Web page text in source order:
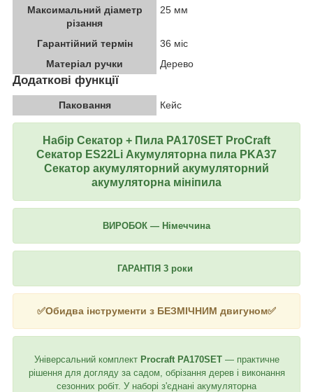
Максимальний діаметр
різання
25 мм
Гарантійний термін
36 міс
Матеріал ручки
Дерево
Додаткові функції
Паковання Кейс
Набір Секатор + Пила PA170SET ProCraft
Секатор ES22Li Акумуляторна пила PKA37
Секатор акумуляторний акумуляторний
акумуляторна мініпила
ВИРОБОК — Німеччина
ГАРАНТІЯ 3 роки
✅Обидва інструменти з БЕЗМІЧНИМ двигуном✅
Універсальний комплект Procraft PA170SET— практичне
рішення для догляду за садом, обрізання дерев і виконання
сезонних робіт. У наборі з'єднані акумуляторна